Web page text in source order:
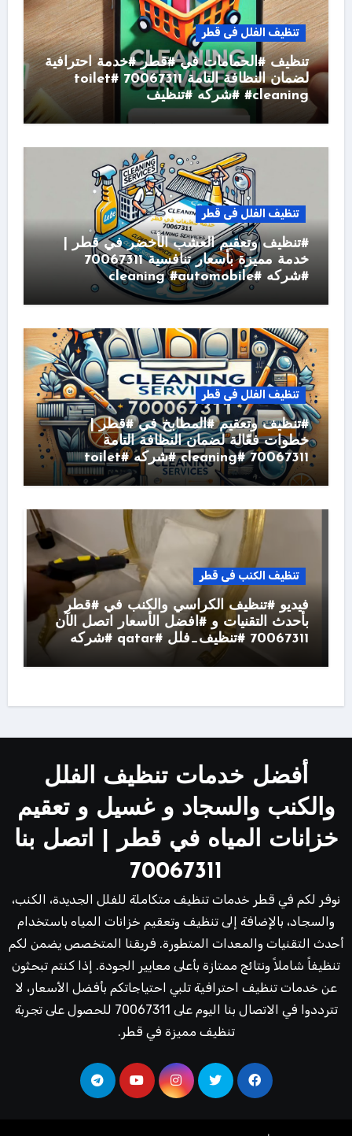
تنظيف الفلل فى قطر
تنظيف #الحمامات في #قطر #خدمة احترافية
لضمان النظافة التامة 70067311 #toilet
#cleaning #شركه #تنظيف
تنظيف الفلل فى قطر
#تنظيف وتعقيم العشب الأخضر في قطر |
خدمة مميزة بأسعار تنافسية 70067311
#شركه #cleaning #automobile
تنظيف الفلل فى قطر
#تنظيف وتعقيم #المطابخ في #قطر |
خطوات فعّالة لضمان النظافة التامة
70067311 #cleaning #شركه #toilet
تنظيف الكنب فى قطر
فيديو #تنظيف الكراسي والكنب في #قطر
بأحدث التقنيات و #افضل الأسعار اتصل الآن
70067311 #تنظيف_فلل #qatar #شركه
أفضل خدمات تنظيف الفلل
والكنب والسجاد و غسيل و تعقيم
خزانات المياه في قطر | اتصل بنا
70067311
نوفر لكم في قطر خدمات تنظيف متكاملة للفلل الجديدة، الكنب،
والسجاد، بالإضافة إلى تنظيف وتعقيم خزانات المياه باستخدام
أحدث التقنيات والمعدات المتطورة. فريقنا المتخصص يضمن لكم
تنظيفاً شاملاً ونتائج ممتازة بأعلى معايير الجودة. إذا كنتم تبحثون
عن خدمات تنظيف احترافية تلبي احتياجاتكم بأفضل الأسعار، لا
تترددوا في الاتصال بنا اليوم على 70067311 للحصول على تجربة
تنظيف مميزة في قطر.